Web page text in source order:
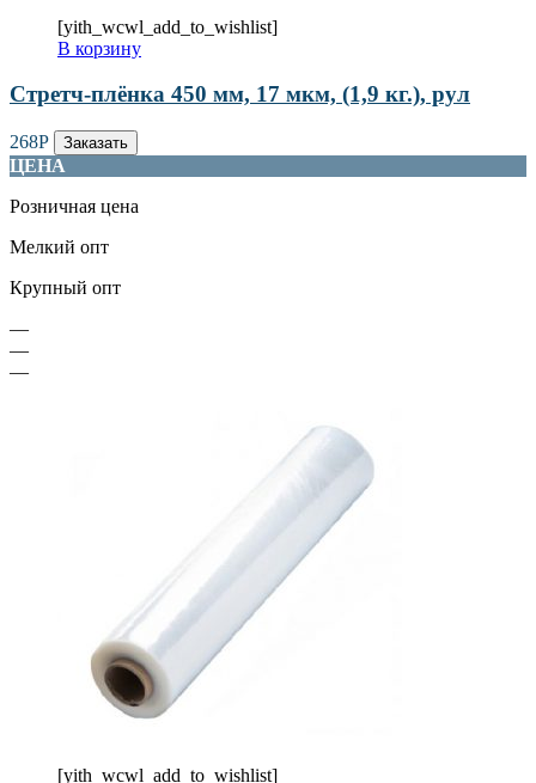
[yith_wcwl_add_to_wishlist]
В корзину
Стретч-плёнка 450 мм, 17 мкм, (1,9 кг.), рул
268Р Заказать
ЦЕНА
Розничная цена
Мелкий опт
Крупный опт
—
—
—
[yith_wcwl_add_to_wishlist]